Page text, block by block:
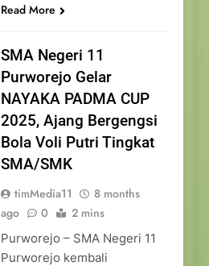
Read More
SMA Negeri 11
Purworejo Gelar
NAYAKA PADMA CUP
2025, Ajang Bergengsi
Bola Voli Putri Tingkat
SMA/SMK
timMedia11
8 months
ago
0 2 mins
Purworejo – SMA Negeri 11
Purworejo kembali